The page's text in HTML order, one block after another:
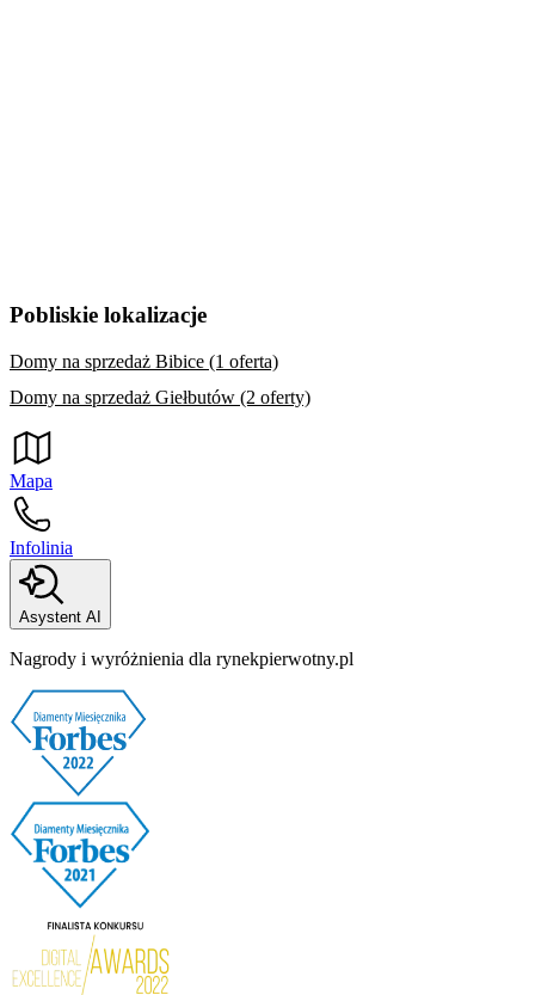
Pobliskie lokalizacje
Domy na sprzedaż Bibice (1 oferta)
Domy na sprzedaż Giełbutów (2 oferty)
Mapa
Infolinia
Asystent AI
Nagrody i wyróżnienia dla rynekpierwotny.pl